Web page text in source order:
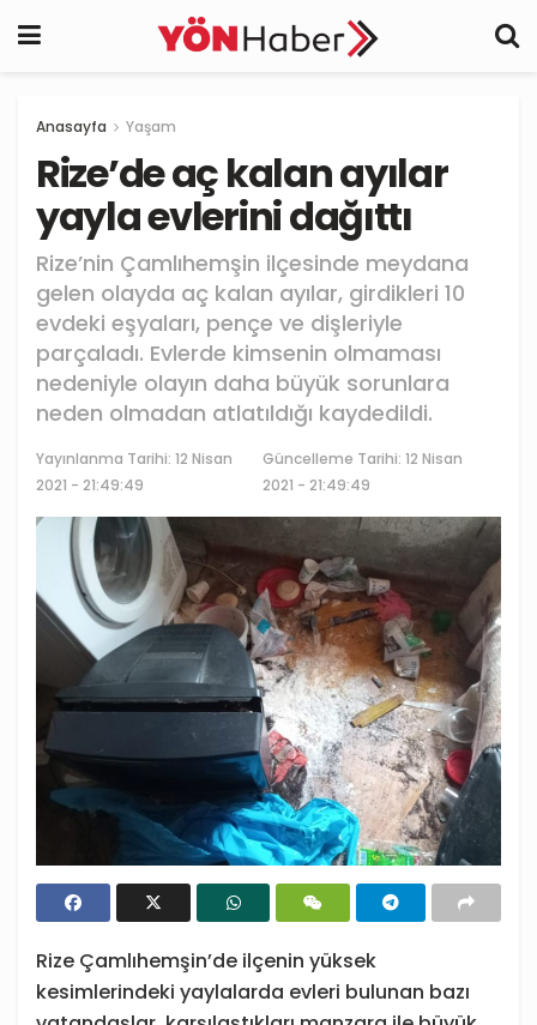
Anasayfa Yaşam
Rize’de aç kalan ayılar
yayla evlerini dağıttı
Rize’nin Çamlıhemşin ilçesinde meydana
gelen olayda aç kalan ayılar, girdikleri 10
evdeki eşyaları, pençe ve dişleriyle
parçaladı. Evlerde kimsenin olmaması
nedeniyle olayın daha büyük sorunlara
neden olmadan atlatıldığı kaydedildi.
Yayınlanma Tarihi: 12 Nisan
2021 - 21:49:49
Güncelleme Tarihi: 12 Nisan
2021 - 21:49:49
Rize Çamlıhemşin’de ilçenin yüksek
kesimlerindeki yaylalarda evleri bulunan bazı